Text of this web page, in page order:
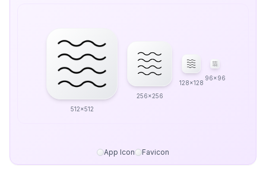
512x512
256x256
128x128
96x96
App Icon Favicon